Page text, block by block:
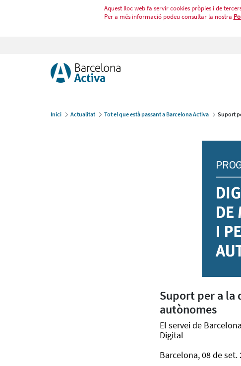
Aquest lloc web fa servir cookies pròpies i de
Per a més informació podeu consultar la nostra
Inici Actualitat Tot el que està passant a Barcelona Activa
Suport per a la
autònomes
El servei de
Digital
Barcelona, 08 de set.